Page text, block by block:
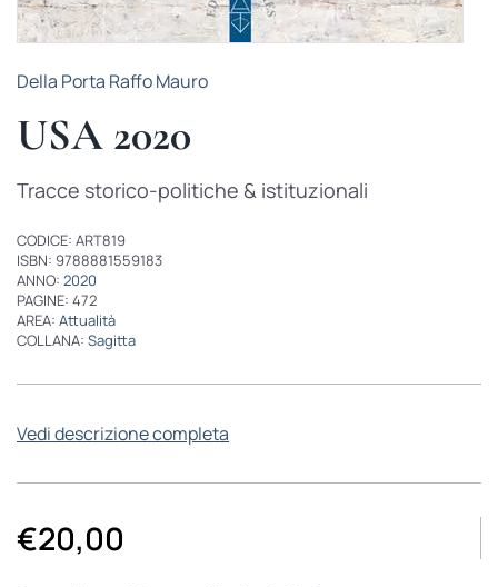
Della Porta Raffo Mauro
USA 2020
Tracce storico-politiche & istituzionali
CODICE: ART819
ISBN: 9788881559183
ANNO: 2020
PAGINE: 472
AREA: Attualità
COLLANA: Sagitta
Vedi descrizione completa
€20,00